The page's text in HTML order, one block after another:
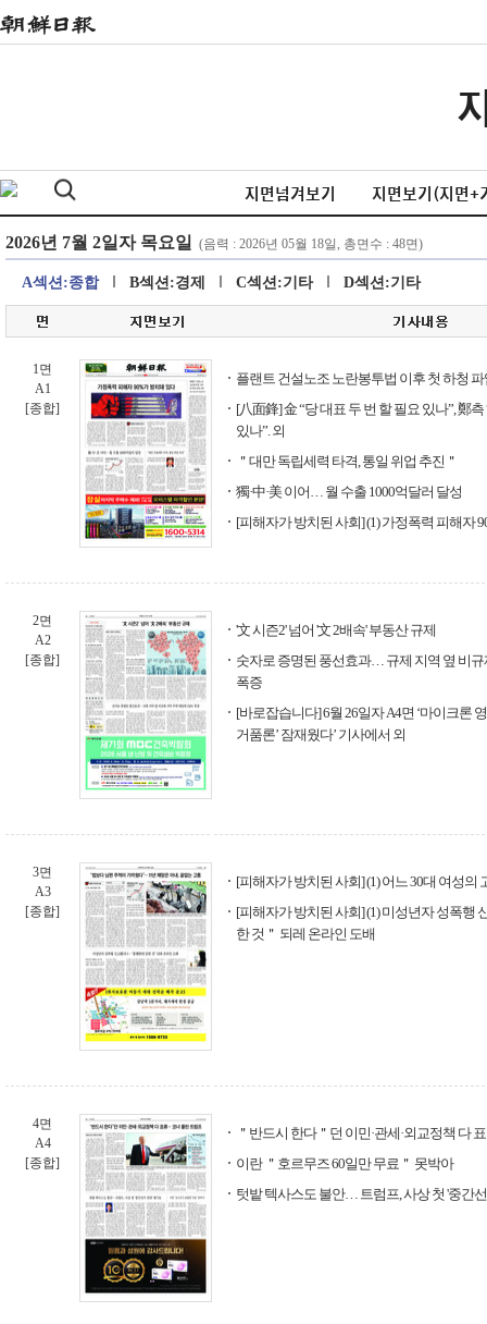
지면넘겨보기 지면보기(지면+
A섹션:종합 B섹션:경제 C섹션:기타 D섹션:기타
1면
A1
[종합]
플랜트 건설노조 노란봉투법 이후 첫 하청
[八面鋒] 金 “당 대표 두 번 할 필요 있나”, 鄭
있나”. 외
＂대만 독립세력 타격, 통일 위업 추진＂
獨·中·美 이어… 월 수출 1000억달러 달성
[피해자가 방치된 사회] (1) 가정폭력 피해자
2면
A2
[종합]
'文 시즌2' 넘어 '文 2배속' 부동산 규제
숫자로 증명된 풍선효과… 규제 지역 옆 비규
폭증
[바로잡습니다] 6월 26일자 A4면 ‘마이크론
거품론’ 잠재웠다’ 기사에서 외
3면
A3
[종합]
[피해자가 방치된 사회] (1) 어느 30대 여성의
[피해자가 방치된 사회] (1) 미성년자 성폭행
한 것＂ 되레 온라인 도배
4면
A4
[종합]
＂반드시 한다＂던 이민·관세·외교정책 다
이란 ＂호르무즈 60일만 무료＂ 못박아
텃밭 텍사스도 불안… 트럼프, 사상 첫 '중간